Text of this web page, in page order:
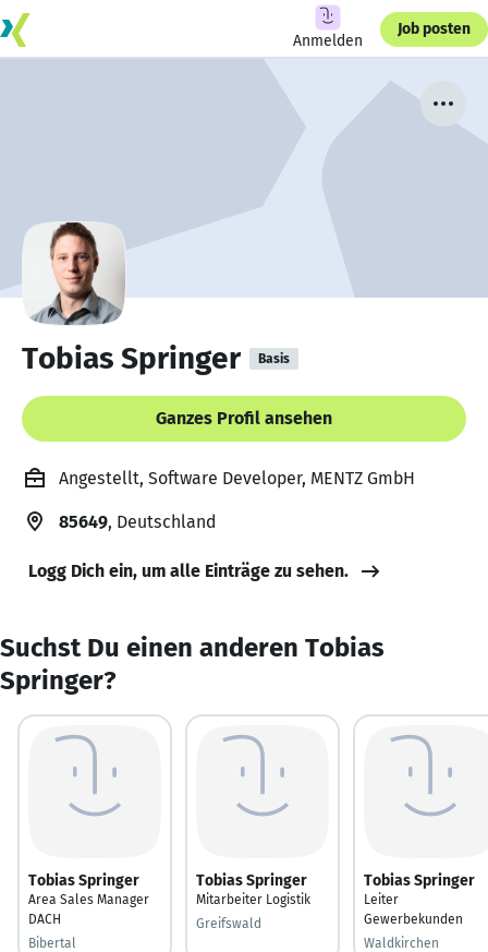
Anmelden
Job posten
Tobias Springer Basis
Ganzes Profil ansehen
Angestellt, Software Developer, MENTZ GmbH
85649, Deutschland
Logg Dich ein, um alle Einträge zu sehen.
Suchst Du einen anderen Tobias
Springer?
Tobias Springer
Area Sales Manager
DACH
Bibertal
Tobias Springer
Mitarbeiter Logistik
Greifswald
Tobias Springer
Leiter
Gewerbekunden
Waldkirchen